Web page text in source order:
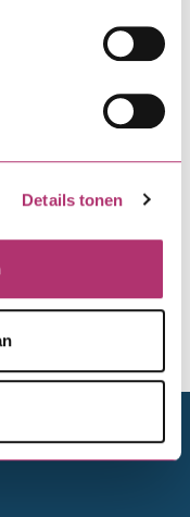
Details tonen
gemeente